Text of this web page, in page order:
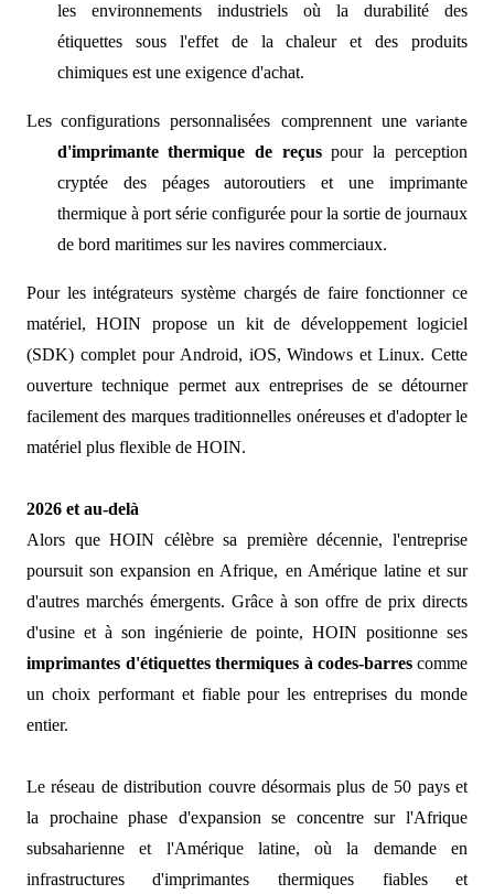
les environnements industriels où la durabilité des
étiquettes sous l'effet de la chaleur et des produits
chimiques est une exigence d'achat.
Les configurations personnalisées comprennent unevariante
d'imprimante thermique de reçus pour la perception
cryptée des péages autoroutiers et une imprimante
thermique à port série configurée pour la sortie de journaux
de bord maritimes sur les navires commerciaux.
Pour les intégrateurs système chargés de faire fonctionner ce
matériel, HOIN propose un kit de développement logiciel
(SDK) complet pour Android, iOS, Windows et Linux. Cette
ouverture technique permet aux entreprises de se détourner
facilement des marques traditionnelles onéreuses et d'adopter le
matériel plus flexible de HOIN.
2026 et au-delà
Alors que HOIN célèbre sa première décennie, l'entreprise
poursuit son expansion en Afrique, en Amérique latine et sur
d'autres marchés émergents. Grâce à son offre de prix directs
d'usine et à son ingénierie de pointe, HOIN positionne ses
imprimantes d'étiquettes thermiques à codes-barres comme
un choix performant et fiable pour les entreprises du monde
entier.
Le réseau de distribution couvre désormais plus de 50 pays et
la prochaine phase d'expansion se concentre sur l'Afrique
subsaharienne et l'Amérique latine,
où la demande en
infrastructures d'imprimantes thermiques fiables et